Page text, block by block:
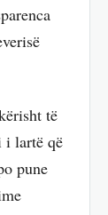
të
i lartë që
pune